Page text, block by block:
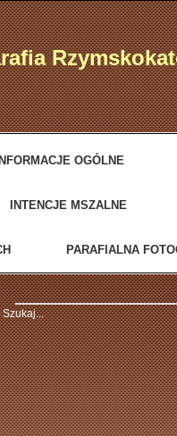
OGÓLNE
INTENCJE MSZALNE
PARAFIALNA